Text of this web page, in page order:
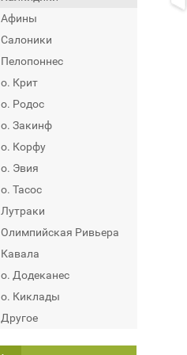
Афины
Салоники
Пелопоннес
о. Крит
о. Родос
о. Закинф
о. Корфу
о. Эвия
о. Тасос
Лутраки
Олимпийская Ривьера
Кавала
о. Додеканес
о. Киклады
Другое